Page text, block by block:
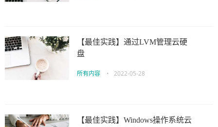
【最佳实践】通过LVM管理云硬
盘
所有内容 • 2022-05-28
【最佳实践】Windows操作系统云